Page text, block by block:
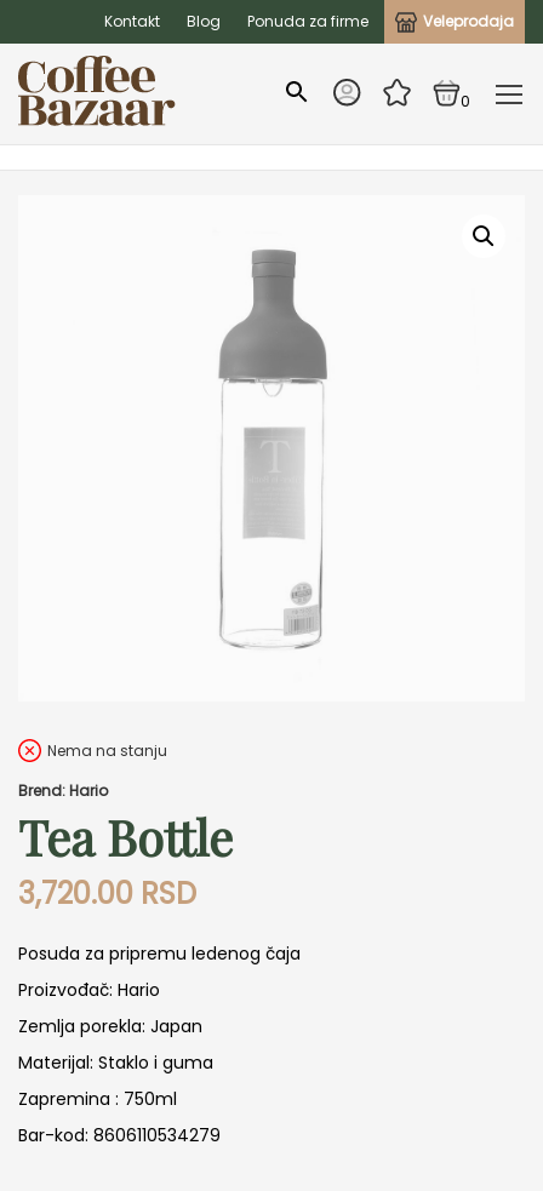
Kontakt Blog Ponuda za firme Veleprodaja
0
Nema na stanju
Brend: Hario
Tea Bottle
3,720.00 RSD
Posuda za pripremu ledenog čaja
Proizvođač: Hario
Zemlja porekla: Japan
Materijal: Staklo i guma
Zapremina : 750ml
Bar-kod: 8606110534279